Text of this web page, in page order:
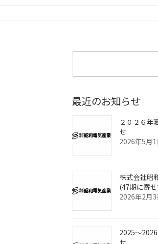
最近のお知らせ
２０２６年
せ
2026年5月1
株式会社昭
(47期に寄
2026年2月3
2025～
せ